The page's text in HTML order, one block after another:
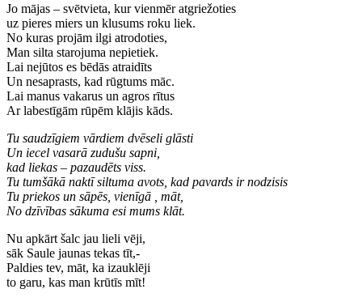
Jo mājas – svētvieta, kur vienmēr atgriežoties
uz pieres miers un klusums roku liek.
No kuras projām ilgi atrodoties,
Man silta starojuma nepietiek.
Lai nejūtos es bēdās atraidīts
Un nesaprasts, kad rūgtums māc.
Lai manus vakarus un agros rītus
Ar labestīgām rūpēm klājis kāds.
Tu saudzīgiem vārdiem dvēseli glāsti
Un iecel vasarā zudušu sapni,
kad liekas – pazaudēts viss.
Tu tumšākā naktī siltuma avots, kad pavards ir nodzisis
Tu priekos un sāpēs, vienīgā , māt,
No dzīvības sākuma esi mums klāt.
Nu apkārt šalc jau lieli vēji,
sāk Saule jaunas tekas tīt,-
Paldies tev, māt, ka izauklēji
to garu, kas man krūtīs mīt!